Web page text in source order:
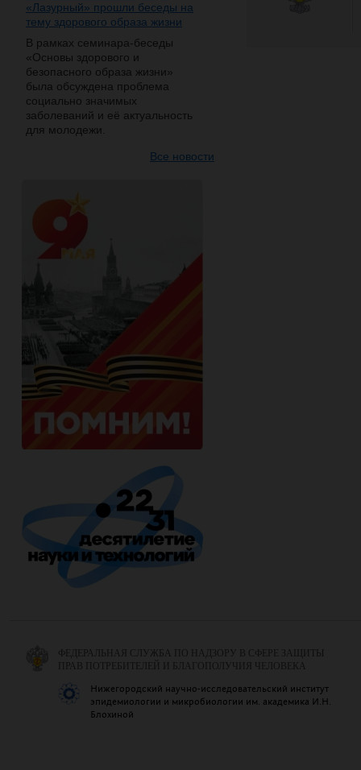
«Лазурный» прошли беседы на
тему здорового образа жизни
В рамках семинара-беседы
«Основы здорового и
безопасного образа жизни»
была обсуждена проблема
социально значимых
заболеваний и её актуальность
для молодежи.
Все новости
ФЕДЕРАЛЬНАЯ СЛУЖБА ПО НАДЗОРУ В СФЕРЕ ЗАЩИТЫ
ПРАВ ПОТРЕБИТЕЛЕЙ И БЛАГОПОЛУЧИЯ ЧЕЛОВЕКА
Нижегородский научно-исследовательский институт
эпидемиологии и микробиологии им. академика И.Н.
Блохиной